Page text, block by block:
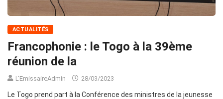
ACTUALITÉS
Francophonie : le Togo à la 39ème
réunion de la
L'EmissaireAdmin 28/03/2023
Le Togo prend part à la Conférence des ministres de la jeunesse